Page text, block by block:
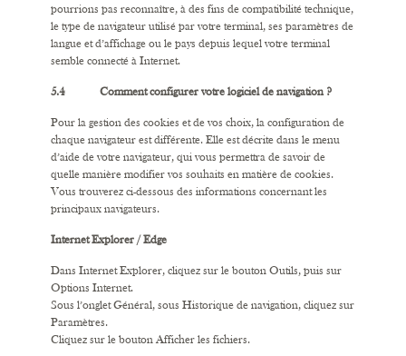
pourrions pas reconnaître, à des fins de compatibilité technique,
le type de navigateur utilisé par votre terminal, ses paramètres de
langue et d’affichage ou le pays depuis lequel votre terminal
semble connecté à Internet.
5.4 Comment configurer votre logiciel de navigation ?
Pour la gestion des cookies et de vos choix, la configuration de
chaque navigateur est différente. Elle est décrite dans le menu
d’aide de votre navigateur, qui vous permettra de savoir de
quelle manière modifier vos souhaits en matière de cookies.
Vous trouverez ci-dessous des informations concernant les
principaux navigateurs.
Internet Explorer / Edge
Dans Internet Explorer, cliquez sur le bouton Outils, puis sur
Options Internet.
Sous l’onglet Général, sous Historique de navigation, cliquez sur
Paramètres.
Cliquez sur le bouton Afficher les fichiers.